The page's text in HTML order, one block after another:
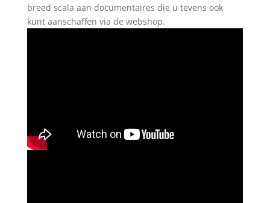
breed scala aan documentaires die u tevens ook
kunt aanschaffen via de webshop.